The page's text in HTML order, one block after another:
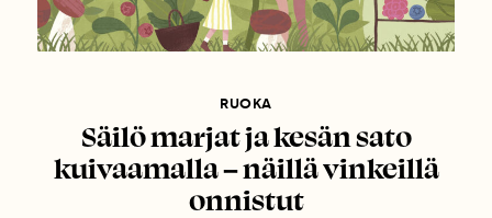
RUOKA
Säilö marjat ja kesän sato
kuivaamalla – näillä vinkeillä
onnistut